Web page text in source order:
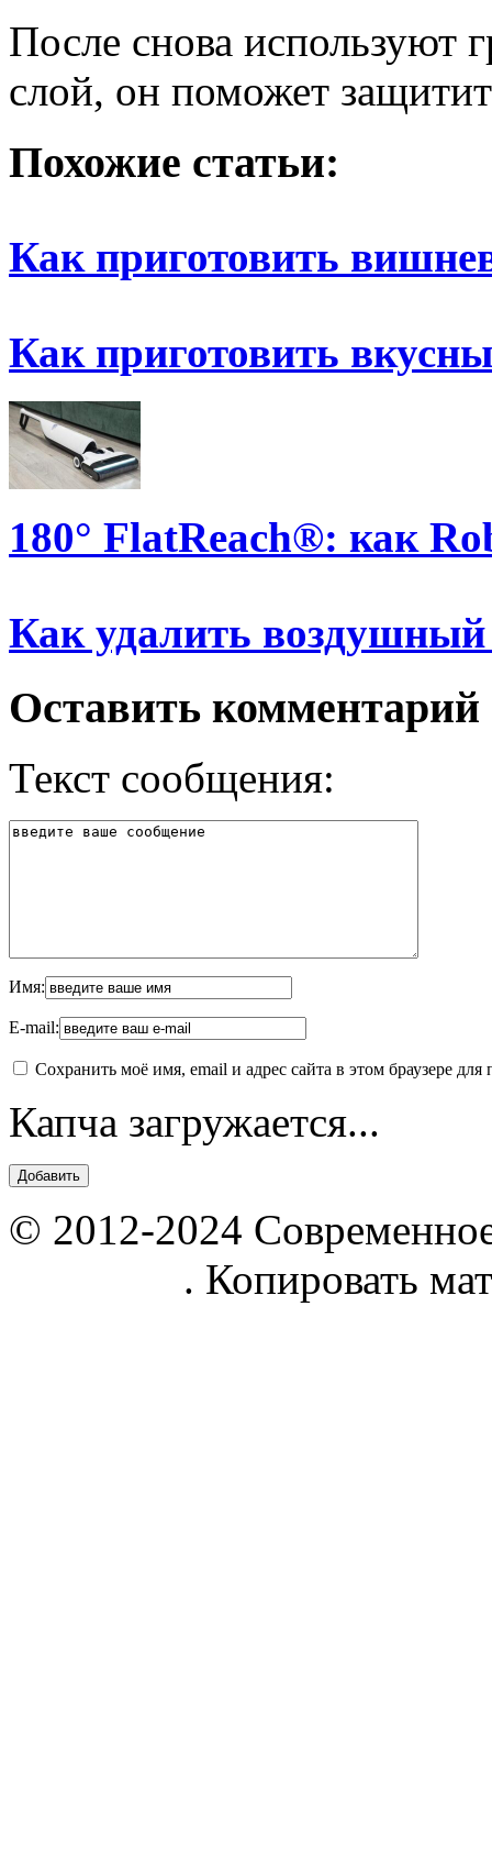
После снова используют
слой, он поможет
Похожие статьи:
Как приготовить
Как приготовить
180° FlatReach®: как
Как удалить
Оставить комментарий
Текст сообщения:
Имя:
E-mail:
Сохранить моё имя, email и адрес сайта в этом браузере
Капча загружается...
© 2012-2024
. Копировать